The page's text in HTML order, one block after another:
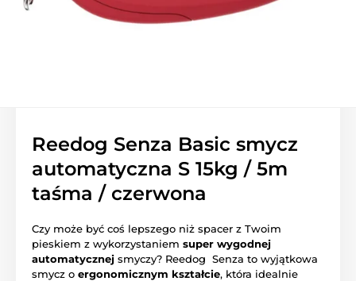
Reedog Senza Basic smycz
automatyczna S 15kg / 5m
taśma / czerwona
Czy może być coś lepszego niż spacer z Twoim
pieskiem z wykorzystaniem super wygodnej
automatycznej smyczy? Reedog Senza to wyjątkowa
smycz o ergonomicznym kształcie, która idealnie